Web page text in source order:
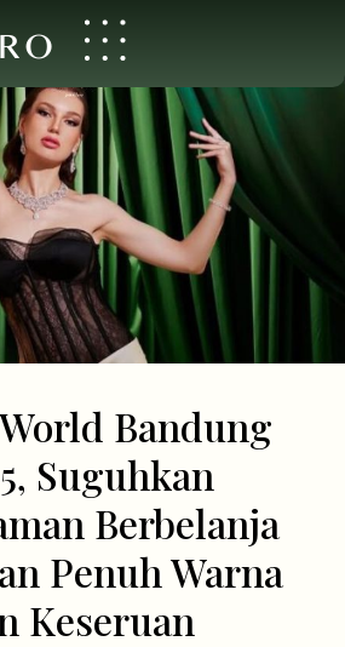
Bandung
Suguhkan
Berbelanja
Penuh Warna
Keseruan